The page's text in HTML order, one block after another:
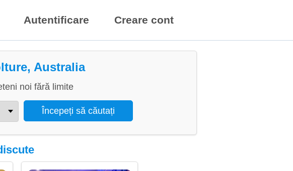
Autentificare Creare cont
Australia
noi fără limite